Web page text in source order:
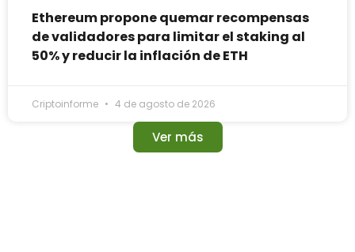
Ethereum propone quemar recompensas
de validadores para limitar el staking al
50% y reducir la inflación de ETH
Criptoinforme 4 de agosto de 2026
Ver más